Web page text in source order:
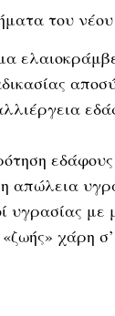
του νέου
απώλεια
υγρασίας
χάρη